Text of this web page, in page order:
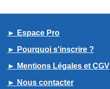
► Espace Pro
► Pourquoi s'inscrire ?
► Mentions Légales et CGV
► Nous contacter